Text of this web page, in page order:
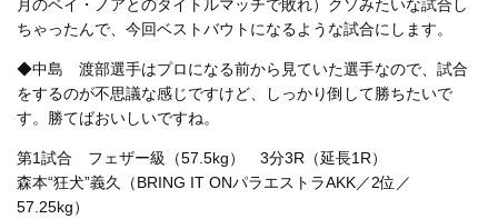
月のベイ・ノアとのタイトルマッチで敗れ）クソみたいな試合し
ちゃったんで、今回ベストバウトになるような試合にします。
◆中島 渡部選手はプロになる前から見ていた選手なので、試合
をするのが不思議な感じですけど、しっかり倒して勝ちたいで
す。勝てばおいしいですね。
第1試合 フェザー級（57.5kg） 3分3R（延長1R）
森本“狂犬”義久（BRING IT ONパラエストラAKK／2位／
57.25kg）